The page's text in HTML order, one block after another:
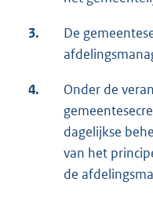
3.
De
4.
Onder de
dagelijkse
van het
de